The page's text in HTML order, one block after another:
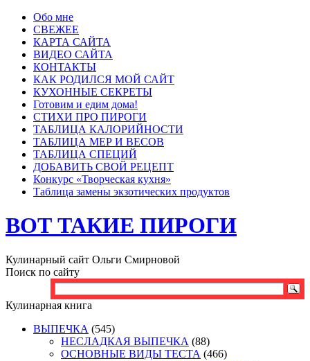
Обо мне
СВЕЖЕЕ
КАРТА САЙТА
ВИДЕО САЙТА
КОНТАКТЫ
КАК РОДИЛСЯ МОЙ САЙТ
КУХОННЫЕ СЕКРЕТЫ
Готовим и едим дома!
СТИХИ ПРО ПИРОГИ
ТАБЛИЦА КАЛОРИЙНОСТИ
ТАБЛИЦА МЕР И ВЕСОВ
ТАБЛИЦА СПЕЦИЙ
ДОБАВИТЬ СВОЙ РЕЦЕПТ
Конкурс «Творческая кухня»
Таблица замены экзотических продуктов
ВОТ ТАКИЕ ПИРОГИ
Кулинарный сайт Ольги Смирновой
Поиск по сайту
Кулинарная книга
ВЫПЕЧКА (545)
НЕСЛАДКАЯ ВЫПЕЧКА (88)
ОСНОВНЫЕ ВИДЫ ТЕСТА (466)